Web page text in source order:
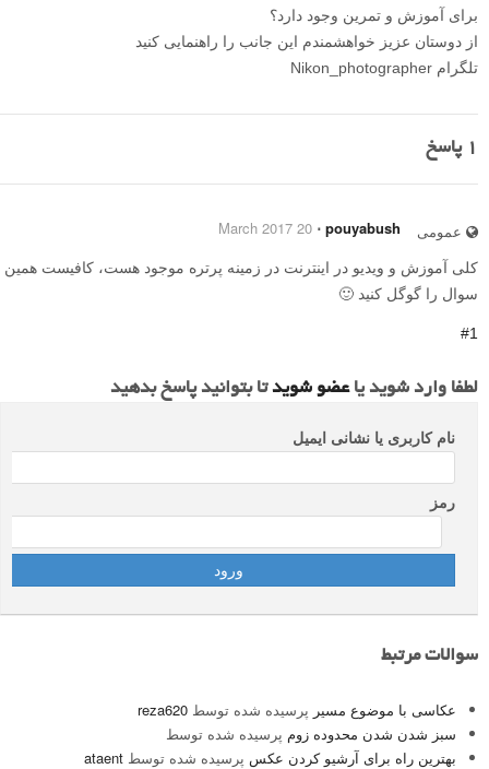
برای آموزش و تمرین وجود دارد؟
از دوستان عزیز خواهشمندم این جانب را راهنمایی کنید
تلگرام Nikon_photographer
1 پاسخ
عمومی pouyabush
⋅
20 March 2017
کلی آموزش و ویدیو در اینترنت در زمینه پرتره موجود هست، کافیست همین
سوال را گوگل کنید 🙂
#1
لطفا وارد شوید یاعضو شویدتا بتوانید پاسخ بدهید
نام کاربری یا نشانی ایمیل
رمز
سوالات مرتبط
عکاسی با موضوع مسیر پرسیده شده توسط reza620
سبز شدن شدن محدوده زوم پرسیده شده توسط
بهترین راه برای آرشیو کردن عکس پرسیده شده توسط ataent